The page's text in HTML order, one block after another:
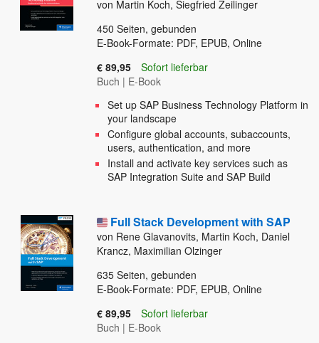
von Martin Koch, Siegfried Zeilinger
450 Seiten, gebunden
E-Book-Formate: PDF, EPUB, Online
€ 89,95
Sofort lieferbar
Buch | E-Book
Set up SAP Business Technology Platform in
your landscape
Configure global accounts, subaccounts,
users, authentication, and more
Install and activate key services such as
SAP Integration Suite and SAP Build
Full Stack Development with SAP
von Rene Glavanovits, Martin Koch, Daniel
Krancz, Maximilian Olzinger
635 Seiten, gebunden
E-Book-Formate: PDF, EPUB, Online
€ 89,95
Sofort lieferbar
Buch | E-Book